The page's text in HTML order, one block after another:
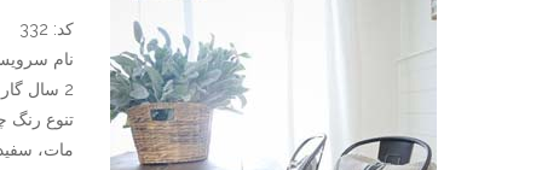
کد: 332
نام
2 سال گارانتی
تنوع رنگ
مات،